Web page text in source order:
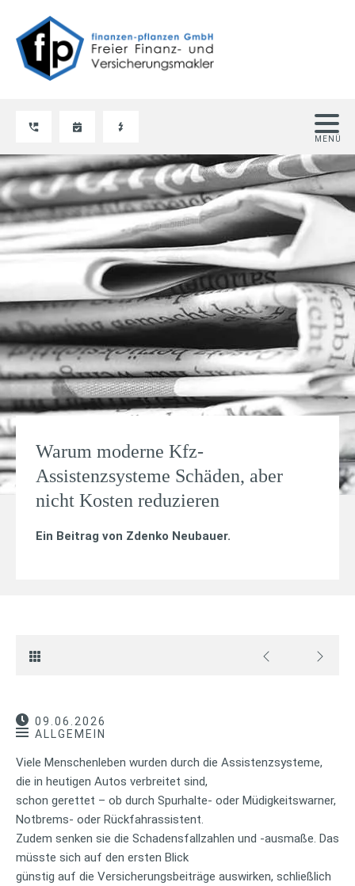
Warum moderne Kfz-
Assistenzsysteme Schäden, aber
nicht Kosten reduzieren
Ein Beitrag von Zdenko Neubauer.
09.06.2026
ALLGEMEIN
Viele Menschenleben wurden durch die Assistenzsysteme,
die in heutigen Autos verbreitet sind,
schon gerettet – ob durch Spurhalte- oder Müdigkeitswarner,
Notbrems- oder Rückfahrassistent.
Zudem senken sie die Schadensfallzahlen und -ausmaße. Das
müsste sich auf den ersten Blick
günstig auf die Versicherungsbeiträge auswirken, schließlich